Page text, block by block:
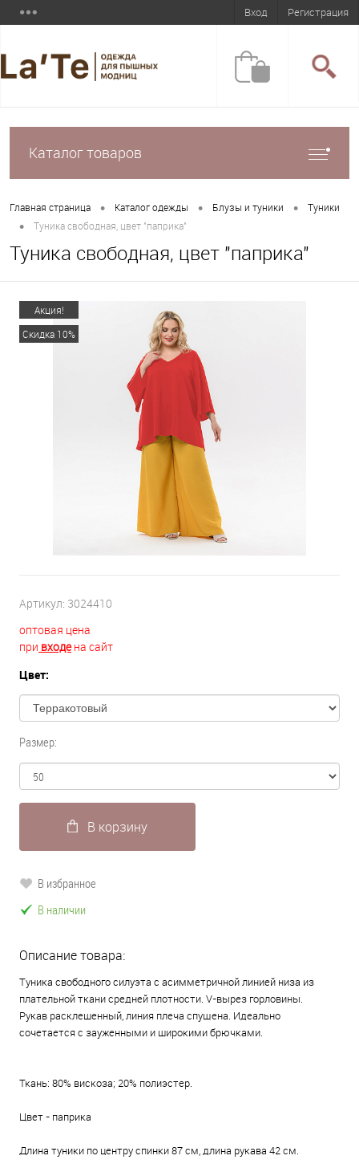
Вход Регистрация
Каталог товаров
Главная страница • Каталог одежды • Блузы и туники • Туники
• Туника свободная, цвет "паприка"
Туника свободная, цвет "паприка"
Акция!
Скидка 10%
Артикул: 3024410
оптовая цена
при входена сайт
Цвет:
Размер:
В корзину
В избранное
В наличии
Описание товара:
Туника свободного силуэта с асимметричной линией низа из
плательной ткани средней плотности. V-вырез горловины.
Рукав расклешенный, линия плеча спущена. Идеально
сочетается с зауженными и широкими брючками.
Ткань: 80% вискоза; 20% полиэстер.
Цвет - паприка
Длина туники по центру спинки 87 см, длина рукава 42 см.